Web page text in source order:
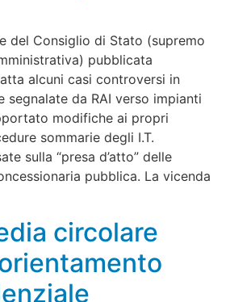
del Consiglio di Stato (supremo
pubblicata
alcuni casi controversi in
segnalate da RAI verso impianti
modifiche ai propri
sommarie degli I.T.
sulla “presa d’atto” delle
pubblica. La vicenda
circolare